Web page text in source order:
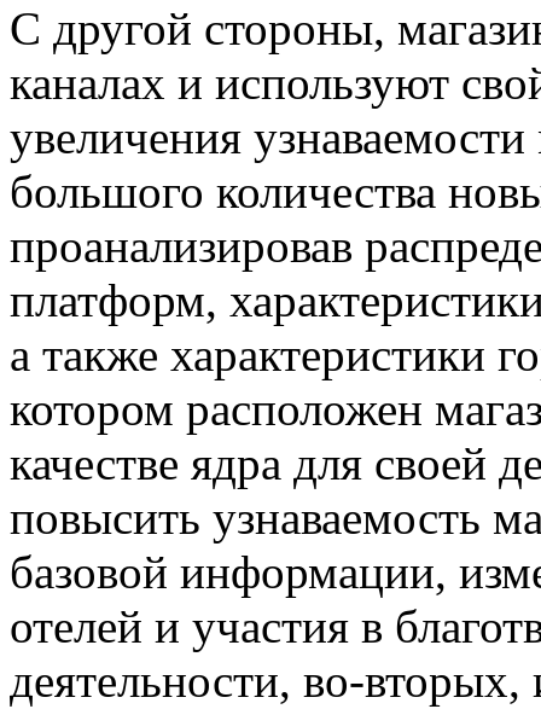
С другой стороны,
каналах и используют
увеличения
большого количества
проанализировав
платформ,
а также характеристики
котором расположен
качестве ядра для своей
повысить узнаваемость
базовой информации,
отелей и участия в
деятельности, во-вторых,